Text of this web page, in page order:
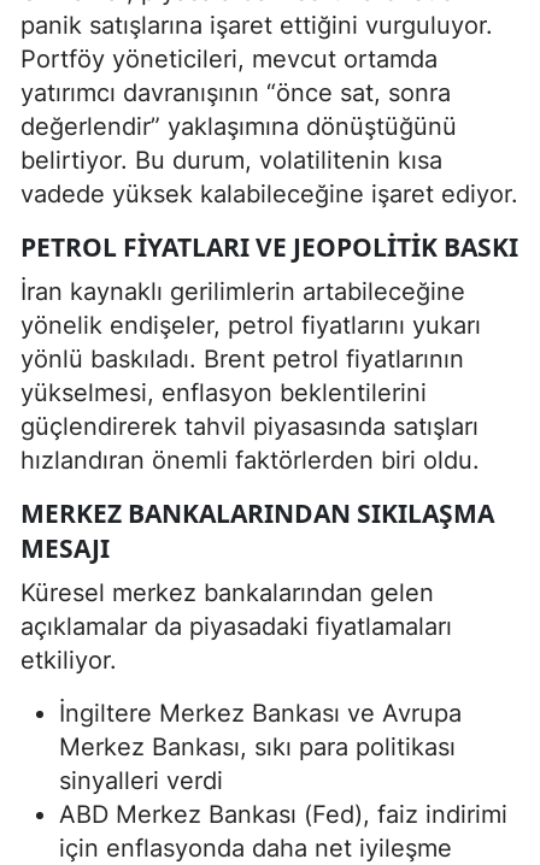
panik satışlarına işaret ettiğini vurguluyor.
Portföy yöneticileri, mevcut ortamda
yatırımcı davranışının “önce sat, sonra
değerlendir” yaklaşımına dönüştüğünü
belirtiyor. Bu durum, volatilitenin kısa
vadede yüksek kalabileceğine işaret ediyor.
PETROL FIYATLARI VE JEOPOLITIK BASKI
İran kaynaklı gerilimlerin artabileceğine
yönelik endişeler, petrol fiyatlarını yukarı
yönlü baskıladı. Brent petrol fiyatlarının
yükselmesi, enflasyon beklentilerini
güçlendirerek tahvil piyasasında satışları
hızlandıran önemli faktörlerden biri oldu.
MERKEZ BANKALARINDAN SIKILAŞMA
MESAJI
Küresel merkez bankalarından gelen
açıklamalar da piyasadaki fiyatlamaları
etkiliyor.
İngiltere Merkez Bankası ve Avrupa
Merkez Bankası, sıkı para politikası
sinyalleri verdi
ABD Merkez Bankası (Fed), faiz indirimi
için enflasyonda daha net iyileşme